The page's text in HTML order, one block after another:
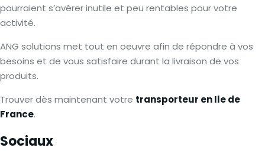
pourraient s’avérer inutile et peu rentables pour votre
activité.
ANG solutions met tout en oeuvre afin de répondre à vos
besoins et de vous satisfaire durant la livraison de vos
produits.
Trouver dès maintenant votre transporteur en Ile de
France.
Sociaux